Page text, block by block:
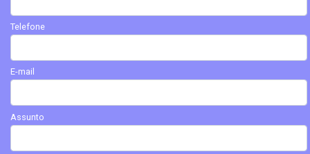
Telefone
E-mail
Assunto